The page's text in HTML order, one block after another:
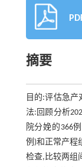
摘要
目的:评估急
法:回顾分析
院分娩的366
例)和正常产程
检查,比较两组